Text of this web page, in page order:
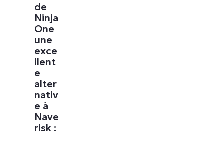
de
Ninja
One
une
exce
llent
e
alter
nativ
e à
Nave
risk :